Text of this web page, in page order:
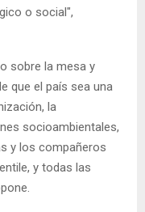
o social",
sobre la mesa y
que el país sea una
la
socioambientales,
y los compañeros
y todas las